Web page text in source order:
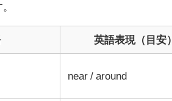
英語表現（目安）
near / around